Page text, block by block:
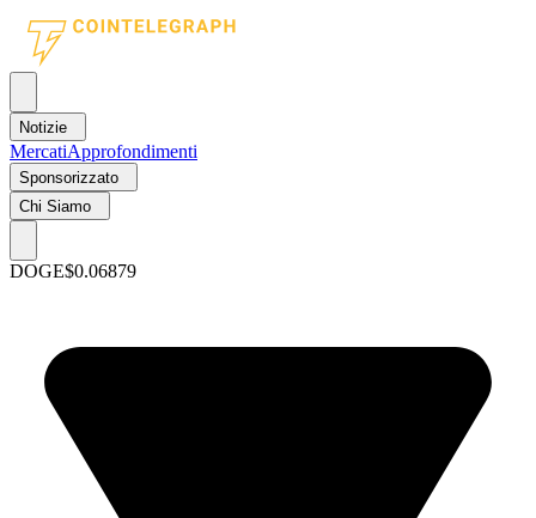
Notizie
MercatiApprofondimenti
Sponsorizzato
Chi Siamo
DOGE$0.06879